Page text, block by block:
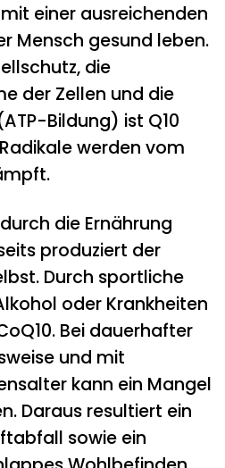
einer ausreichenden
Mensch gesund leben.
die
der Zellen und die
Bildung) ist Q10
werden vom
die Ernährung
produziert der
Durch sportliche
oder Krankheiten
Bei dauerhafter
und mit
kann ein Mangel
Daraus resultiert ein
sowie ein